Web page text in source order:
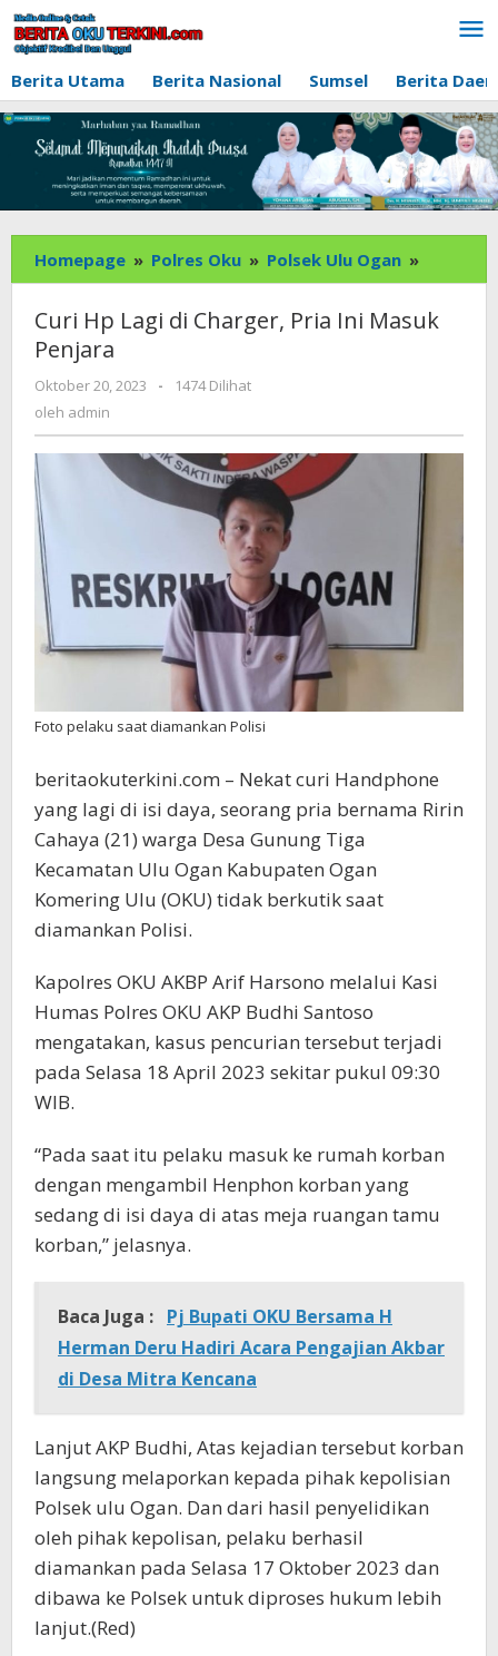
Lewati
ke
konten
Berita Utama
Berita Nasional Sumsel Berita
Homepage » Polres Oku » Polsek Ulu Ogan »
Hp
Lagi
di
Masuk
Penjara
Curi Hp Lagi di Charger, Pria Ini Masuk
Penjara
Oktober 20, 2023
oleh
-
1474 Dilihat
oleh admin
Foto pelaku saat diamankan Polisi
beritaokuterkini.com – Nekat curi Handphone
yang lagi di isi daya, seorang pria bernama Ririn
Cahaya (21) warga Desa Gunung Tiga
Kecamatan Ulu Ogan Kabupaten Ogan
Komering Ulu (OKU) tidak berkutik saat
diamankan Polisi.
Kapolres OKU AKBP Arif Harsono melalui Kasi
Humas Polres OKU AKP Budhi Santoso
mengatakan, kasus pencurian tersebut terjadi
pada Selasa 18 April 2023 sekitar pukul 09:30
WIB.
“Pada saat itu pelaku masuk ke rumah korban
dengan mengambil Henphon korban yang
sedang di isi daya di atas meja ruangan tamu
korban,” jelasnya.
Baca Juga : Pj Bupati OKU Bersama H
Herman Deru Hadiri Acara Pengajian Akbar
di Desa Mitra Kencana
Lanjut AKP Budhi, Atas kejadian tersebut korban
langsung melaporkan kepada pihak kepolisian
Polsek ulu Ogan. Dan dari hasil penyelidikan
oleh pihak kepolisan, pelaku berhasil
diamankan pada Selasa 17 Oktober 2023 dan
dibawa ke Polsek untuk diproses hukum lebih
lanjut.(Red)